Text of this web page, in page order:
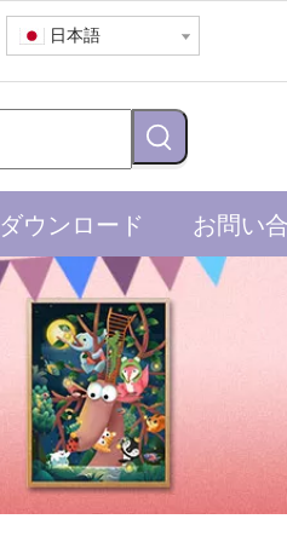
日本語
ダウンロード お問い